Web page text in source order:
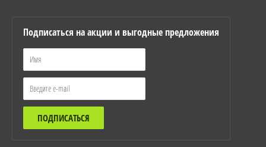
Подписаться на акции и выгодные предложения
ПОДПИСАТЬСЯ